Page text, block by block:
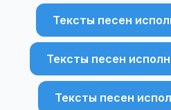
Тексты песен
Тексты песен
Тексты песен